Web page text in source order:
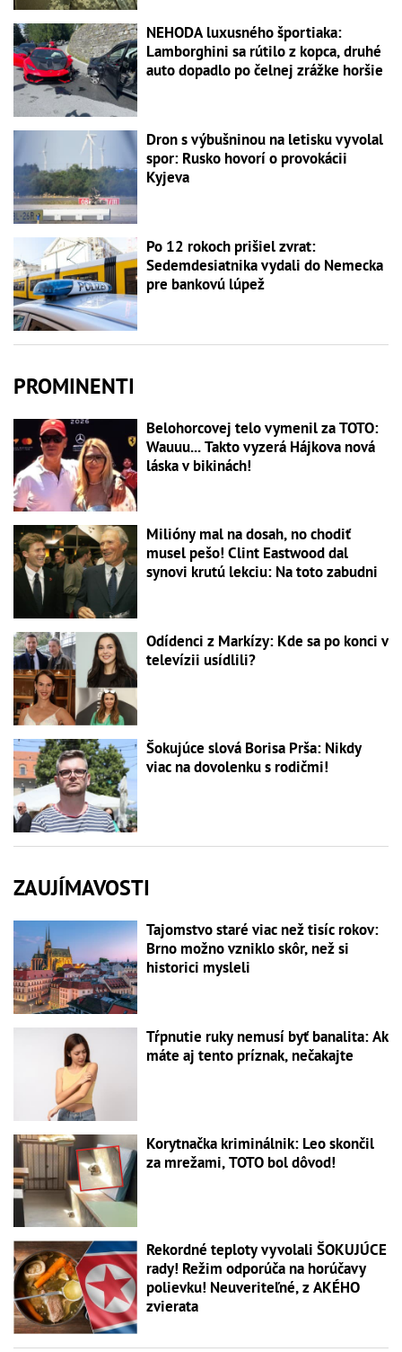
NEHODA luxusného športiaka:
Lamborghini sa rútilo z kopca, druhé
auto dopadlo po čelnej zrážke horšie
Dron s výbušninou na letisku vyvolal
spor: Rusko hovorí o provokácii
Kyjeva
Po 12 rokoch prišiel zvrat:
Sedemdesiatnika vydali do Nemecka
pre bankovú lúpež
PROMINENTI
Belohorcovej telo vymenil za TOTO:
Wauuu... Takto vyzerá Hájkova nová
láska v bikinách!
Milióny mal na dosah, no chodiť
musel pešo! Clint Eastwood dal
synovi krutú lekciu: Na toto zabudni
Odídenci z Markízy: Kde sa po konci v
televízii usídlili?
Šokujúce slová Borisa Prša: Nikdy
viac na dovolenku s rodičmi!
ZAUJÍMAVOSTI
Tajomstvo staré viac než tisíc rokov:
Brno možno vzniklo skôr, než si
historici mysleli
Tŕpnutie ruky nemusí byť banalita: Ak
máte aj tento príznak, nečakajte
Korytnačka kriminálnik: Leo skončil
za mrežami, TOTO bol dôvod!
Rekordné teploty vyvolali ŠOKUJÚCE
rady! Režim odporúča na horúčavy
polievku! Neuveriteľné, z AKÉHO
zvierata